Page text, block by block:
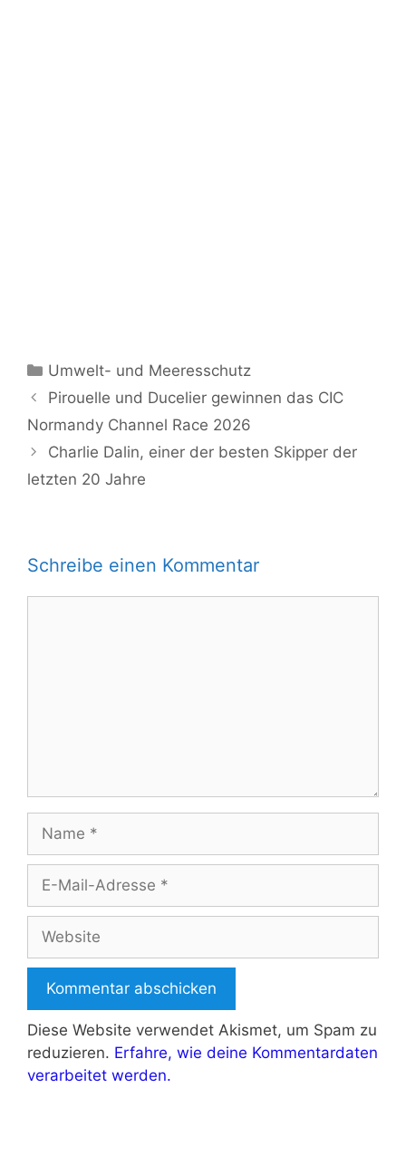
Kategorien
Umwelt- und Meeresschutz
Pirouelle und Ducelier gewinnen das CIC
Normandy Channel Race 2026
Charlie Dalin, einer der besten Skipper der
letzten 20 Jahre
Schreibe einen Kommentar
Name
Adresse
Website
Diese Website verwendet Akismet, um Spam zu
reduzieren. Erfahre, wie deine Kommentardaten
verarbeitet werden.